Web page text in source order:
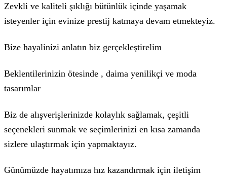
Zevkli ve kaliteli şıklığı bütünlük içinde yaşamak
isteyenler için evinize prestij katmaya devam etmekteyiz.
Bize hayalinizi anlatın biz gerçekleştirelim
Beklentilerinizin ötesinde , daima yenilikçi ve moda
tasarımlar
Biz de alışverişlerinizde kolaylık sağlamak, çeşitli
seçenekleri sunmak ve seçimlerinizi en kısa zamanda
sizlere ulaştırmak için yapmaktayız.
Günümüzde hayatımıza hız kazandırmak için iletişim